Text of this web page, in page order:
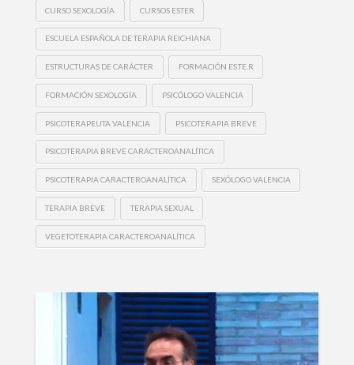
CURSO SEXOLOGÍA CURSOS ESTER
ESCUELA ESPAÑOLA DE TERAPIA REICHIANA
ESTRUCTURAS DE CARÁCTER FORMACIÓN ES.TE.R
FORMACIÓN SEXOLOGÍA PSICÓLOGO VALENCIA
PSICOTERAPEUTA VALENCIA PSICOTERAPIA BREVE
PSICOTERAPIA BREVE CARACTEROANALÍTICA
PSICOTERAPIA CARACTEROANALÍTICA SEXÓLOGO VALENCIA
TERAPIA BREVE TERAPIA SEXUAL
VEGETOTERAPIA CARACTEROANALÍTICA